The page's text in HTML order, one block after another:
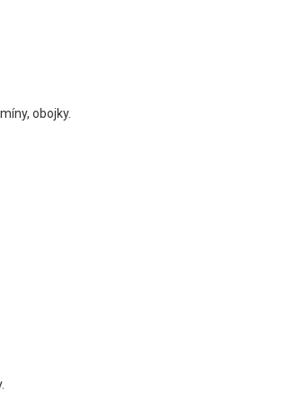
obojky.